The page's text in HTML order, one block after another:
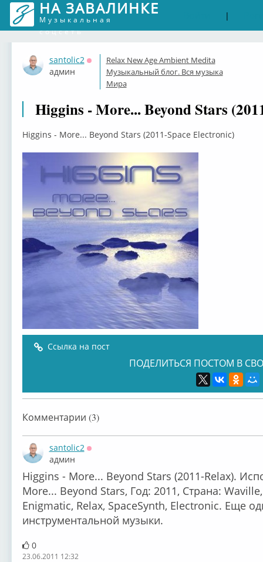
НА ЗАВАЛИНКЕ
Музыкальная
соцсеть
|
santolic2
Оффлайн
админ
Relax New Age Ambient Medita
Музыкальный блог. Вся музыка
Мира
Higgins - More... Beyond Stars
Higgins - More... Beyond Stars (2011-Space Electronic)
Ссылка на пост
ПОДЕЛИТЬСЯ ПОСТОМ В
Комментарии (3)
santolic2
админ
Higgins - More... Beyond Stars (2011-Relax).
More... Beyond Stars, Год: 2011, Страна:
Enigmatic, Relax, SpaceSynth, Electronic. Еще
инструментальной музыки.
0
23.06.2011 12:32